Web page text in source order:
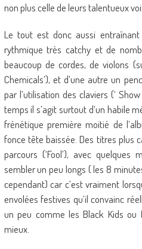
non plus celle de leurs talentueux
Le tout est donc aussi entraînant
rythmique très catchy et de
beaucoup de cordes, de violons
Chemicals’), et d’une autre un
par l’utilisation des claviers (‘
temps il s’agit surtout d’un habile
frénétique première moitié de
fonce tête baissée. Des titres plus
parcours (‘Fool’), avec
sembler un peu longs ( les 8
cependant) car c’est vraiment
envolées festives qu’il convainc
un peu comme les Black Kids ou
mieux.